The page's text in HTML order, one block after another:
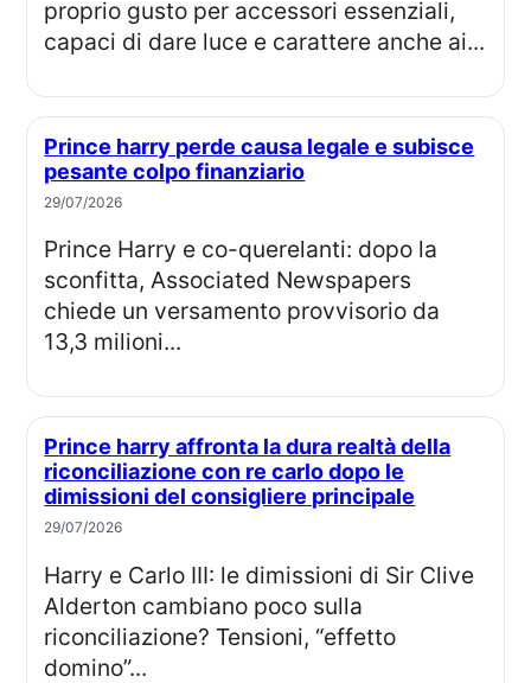
proprio gusto per accessori essenziali,
capaci di dare luce e carattere anche ai...
Prince harry perde causa legale e subisce
pesante colpo finanziario
29/07/2026
Prince Harry e co-querelanti: dopo la
sconfitta, Associated Newspapers
chiede un versamento provvisorio da
13,3 milioni...
Prince harry affronta la dura realtà della
riconciliazione con re carlo dopo le
dimissioni del consigliere principale
29/07/2026
Harry e Carlo III: le dimissioni di Sir Clive
Alderton cambiano poco sulla
riconciliazione? Tensioni, “effetto
domino”...